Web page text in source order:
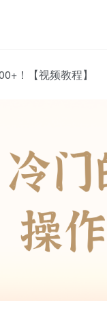
！【视频教程】